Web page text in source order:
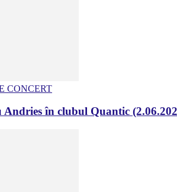
CONCERT
în clubul Quantic